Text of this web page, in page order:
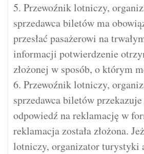
5. Przewoźnik lotniczy,
sprzedawca biletów ma
przesłać pasażerowi na
informacji potwierdzenie
złożonej w sposób, o którym
6. Przewoźnik lotniczy,
sprzedawca biletów
odpowiedź na reklamację w
reklamacja została złożona.
lotniczy, organizator turystyki